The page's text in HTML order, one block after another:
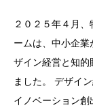
２０２５年４月
ームは、中小企
ザイン経営と知的
ました。 デザイ
イノベーション